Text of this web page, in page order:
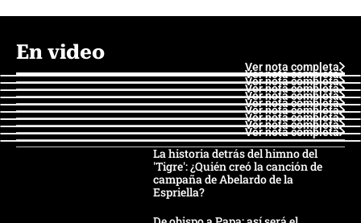
En video
Ver nota completa
Ver nota completa
Ver nota completa
Ver nota completa
Ver nota completa
Ver nota completa
Ver nota completa
Ver nota completa
Ver nota completa
Ver nota completa
La historia detrás del himno del
'Tigre': ¿Quién creó la canción de
campaña de Abelardo de la
Espriella?